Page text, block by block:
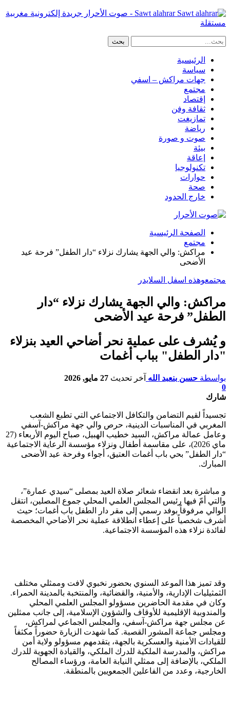
Sawt alahrar - صوت الأحرار جريدة إلكترونية مغربية
مستقلة
الرئيسية
سياسة
جهات مراكش – اسفي
مجتمع
إقتصاد
ثقافة وفن
تمازيغت
رياضة
صوت و صورة
بيئة
إعاقة
تكنولوجيا
حوارات
صحة
خارج الحدود
الصفحة الرئيسية
مجتمع
مراكش: والي الجهة يشارك نزلاء “دار الطفل” فرحة عيد
الأضحى
مجتمعوهذه اسفل السلايدر
مراكش: والي الجهة يشارك نزلاء “دار
الطفل” فرحة عيد الأضحى
و يُشرف على عملية نحر أضاحي العيد بنزلاء
"دار الطفل" بباب أغمات
بواسطة حسن بنعبد الله آخر تحديث 27 مايو, 2026
0
شارك
تجسيداً لقيم التضامن والتكافل الاجتماعي التي تطبع الشعب
المغربي في المناسبات الدينية، حرص والي جهة مراكش-آسفي
وعامل عمالة مراكش، السيد خطيب الهبيل، صباح اليوم الأربعاء (27
ماي 2026)، على مقاسمة أطفال ونزلاء مؤسسة الرعاية الاجتماعية
“دار الطفل” بحي باب أغمات العتيق، أجواء وفرحة عيد الأضحى
المبارك.
و مباشرة بعد انقضاء شعائر صلاة العيد بمصلى “سيدي عمارة”،
والتي أمّ فيها رئيس المجلس العلمي المحلي جموع المصلين، انتقل
الوالي مرفوقاً بوفد رسمي إلى مقر دار الطفل باب أغمات؛ حيث
أشرف شخصياً على إعطاء انطلاقة عملية نحر الأضاحي المخصصة
لفائدة نزلاء هذه المؤسسة الاجتماعية.
وقد تميز هذا الموعد السنوي بحضور نخبوي لافت وممثلي مختلف
الثمثيليات الإدارية، والأمنية، والقضائية، والمنتخبة بالمدينة الحمراء.
وكان في مقدمة الحاضرين مسؤولو المجلس العلمي المحلي
والمندوبية الإقليمية للأوقاف والشؤون الإسلامية، إلى جانب ممثلين
عن مجلس جهة مراكش-آسفي، والمجلس الجماعي لمراكش،
ومجلس جماعة المشور القصبة. كما شهدت الزيارة حضوراً مكثفاً
للقيادات الأمنية والعسكرية بالجهة، يتقدمهم مسؤولو ولاية أمن
مراكش، والمدرسة الملكية للدرك الملكي، والقيادة الجهوية للدرك
الملكي، بالإضافة إلى ممثلي النيابة العامة، ورؤساء المصالح
الخارجية، وعدد من الفاعلين الجمعويين بالمنطقة.